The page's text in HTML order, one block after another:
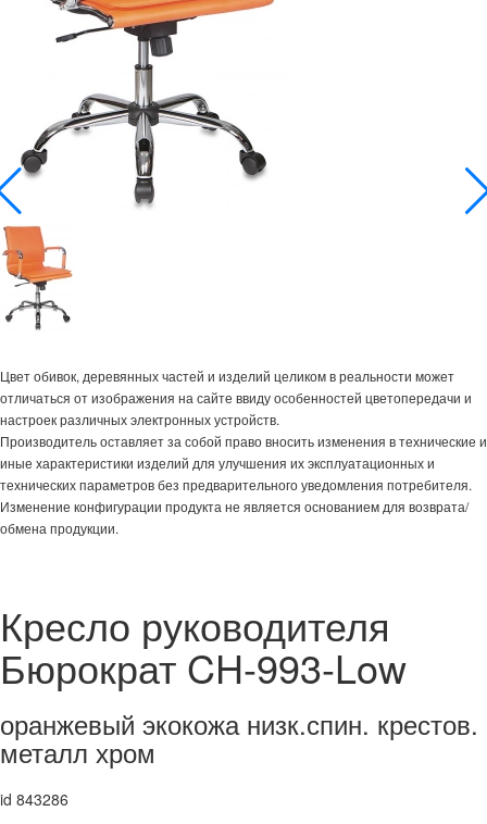
Цвет обивок, деревянных частей и изделий целиком в реальности может
отличаться от изображения на сайте ввиду особенностей цветопередачи и
настроек различных электронных устройств.
Производитель оставляет за собой право вносить изменения в технические и
иные характеристики изделий для улучшения их эксплуатационных и
технических параметров без предварительного уведомления потребителя.
Изменение конфигурации продукта не является основанием для возврата/
обмена продукции.
Кресло руководителя
Бюрократ CH-993-Low
оранжевый экокожа низк.спин. крестов.
металл хром
id 843286